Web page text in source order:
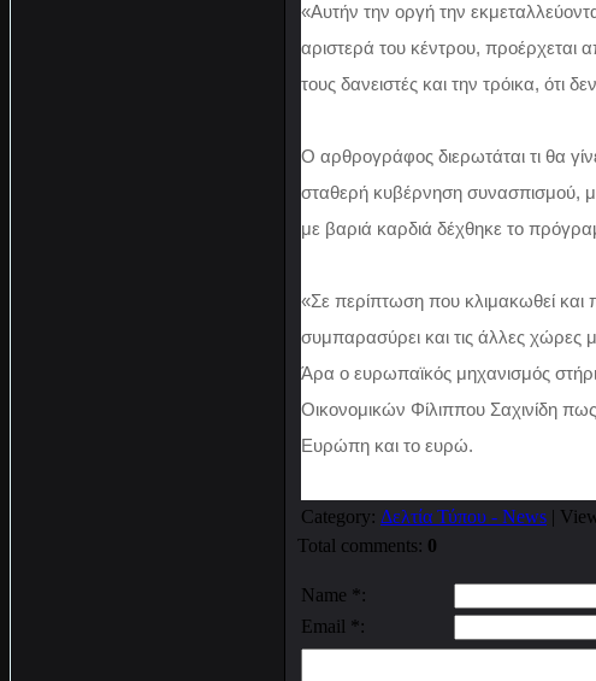
«Αυτήν την οργή την
αριστερά του κέντρου, προέρχεται
τους δανειστές και την τρόικα, ότι
Ο αρθρογράφος διερωτάται τι θα
σταθερή κυβέρνηση συνασπισμού,
με βαριά καρδιά δέχθηκε το
«Σε περίπτωση που κλιμακωθεί
συμπαρασύρει και τις άλλες χώρες
Άρα ο ευρωπαϊκός μηχανισμός
Οικονομικών Φίλιππου Σαχινίδη
Ευρώπη και το ευρώ.
Category: Δελτία Τύπου - News |
Total comments: 0
Name *:
Email *: